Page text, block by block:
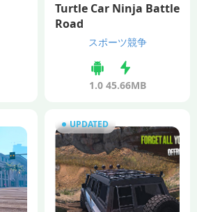
Turtle Car Ninja Battle
Road
スポーツ競争
1.0 45.66MB
UPDATED